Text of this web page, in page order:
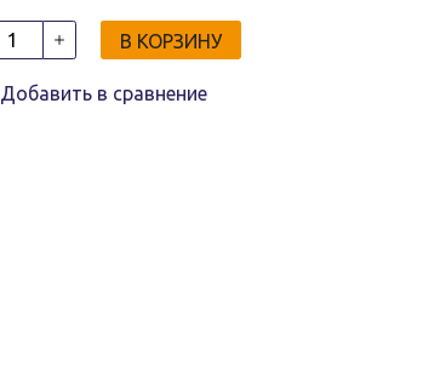
В КОРЗИНУ
Добавить в сравнение